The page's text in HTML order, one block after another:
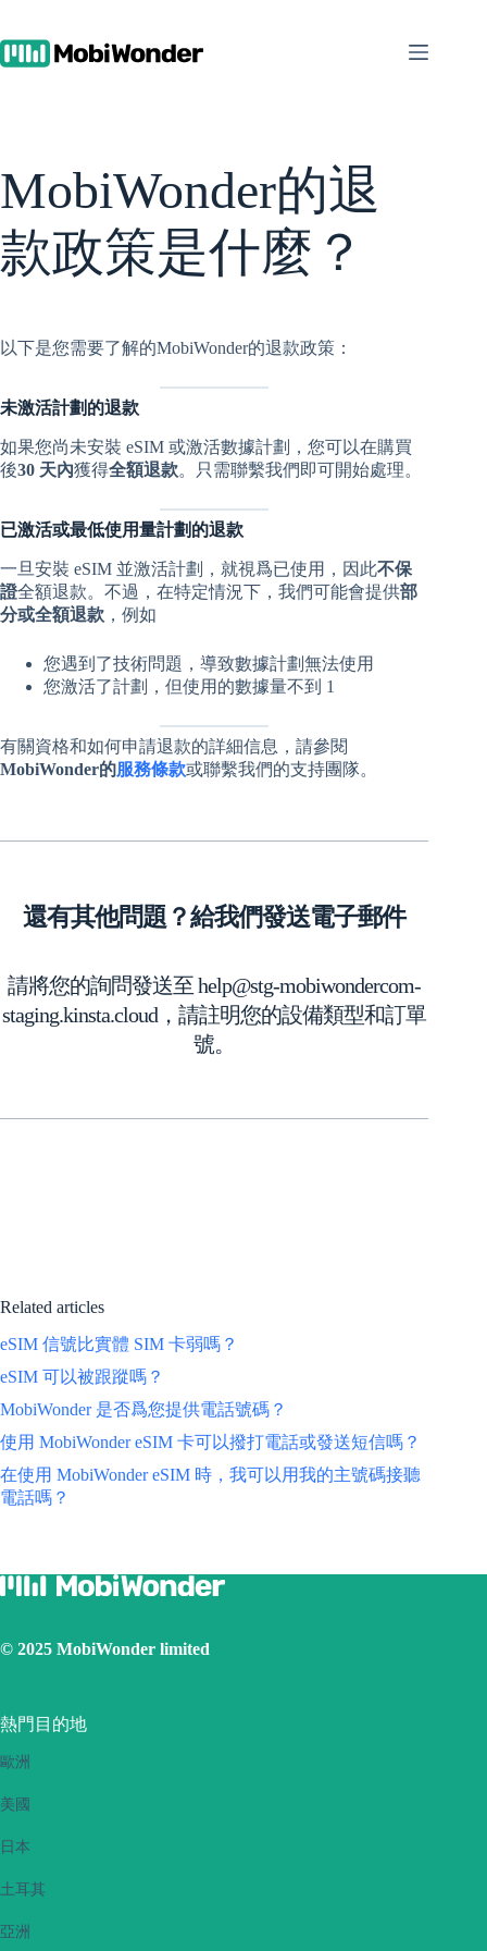
內
MobiWonder的退
款政策是什麼？
以下是您需要了解的MobiWonder的退款政策：
未激活計劃的退款
如果您尚未安裝 eSIM 或激活數據計劃，您可以在購買
後30 天內獲得全額退款。只需聯繫我們即可開始處理。
已激活或最低使用量計劃的退款
一旦安裝 eSIM 並激活計劃，就視爲已使用，因此不保
證全額退款。不過，在特定情況下，我們可能會提供部
分或全額退款 ，例如
您遇到了技術問題，導致數據計劃無法使用
您激活了計劃，但使用的數據量不到 1
有關資格和如何申請退款的詳細信息，請參閱
MobiWonder的服務條款或聯繫我們的支持團隊。
還有其他問題？給我們發送電子郵件
請將您的詢問發送至 help@stg-mobiwondercom-
staging.kinsta.cloud，請註明您的設備類型和訂單
號。
Related articles
eSIM 信號比實體 SIM 卡弱嗎？
eSIM 可以被跟蹤嗎？
MobiWonder 是否爲您提供電話號碼？
使用 MobiWonder eSIM 卡可以撥打電話或發送短信嗎？
在使用 MobiWonder eSIM 時，我可以用我的主號碼接聽
電話嗎？
© 2025 MobiWonder limited
熱門目的地
歐洲
美國
日本
土耳其
亞洲